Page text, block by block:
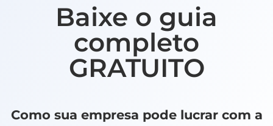
Baixe o guia
completo
GRATUITO
Como sua empresa pode lucrar com a